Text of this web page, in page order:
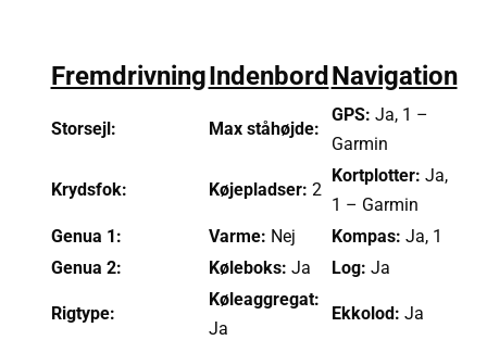
FremdrivningIndenbordNavigation
Storsejl: Max ståhøjde:
GPS: Ja, 1 –
Garmin
Krydsfok: Køjepladser: 2
Kortplotter: Ja,
1 – Garmin
Genua 1:
Varme: Nej Kompas: Ja, 1
Genua 2:
Køleboks: Ja Log: Ja
Rigtype:
Køleaggregat:
Ja
Ekkolod: Ja